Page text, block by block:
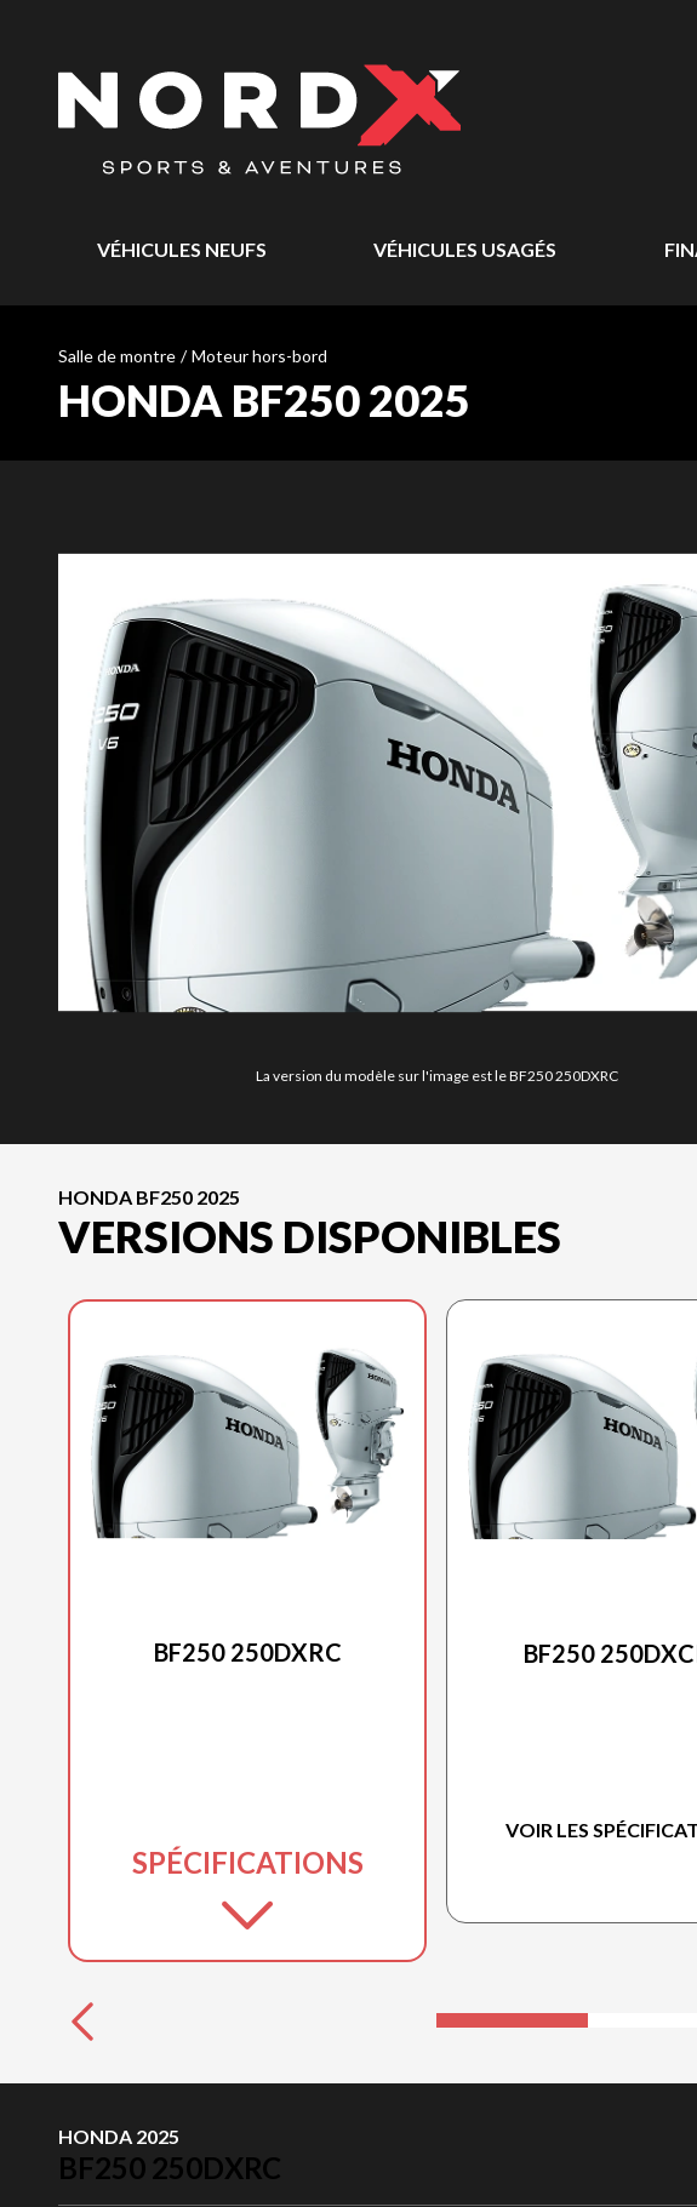
VÉHICULES NEUFS VÉHICULES USAGÉS
Salle de montre / Moteur hors-bord
HONDA BF250 2025
La version du modèle sur l'image est le BF250 250DXRC
HONDA BF250 2025
VERSIONS DISPONIBLES
BF250 250DXRC
SPÉCIFICATIONS
BF250
VOIR LES
HONDA 2025
BF250 250DXRC